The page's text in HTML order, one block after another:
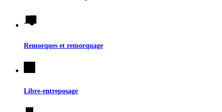
Remorques et remorquage
Libre-entreposage